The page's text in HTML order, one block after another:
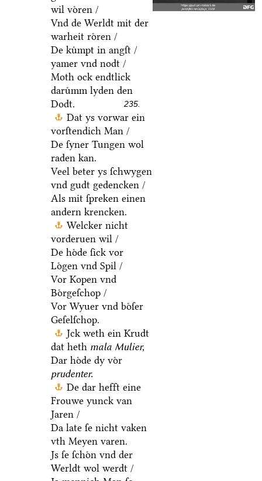
wil voͤren /
Vnd de Werldt mit der
warheit roͤren /
De kuͤmpt in angſt /
yamer vnd nodt /
Moth ock endtlick
daruͤmm lyden den
Dodt.
235.
Dat ys vorwar ein
vorſtendich Man /
De ſyner Tungen wol
raden kan.
Veel beter ys ſchwygen
vnd gudt gedencken /
Als mit ſpreken einen
andern krencken.
Welcker nicht
vorderuen wil /
De hoͤde ſick vor
Loͤgen vnd Spil /
Vor Kopen vnd
Boͤrgeſchop /
Vor Wyuer vnd boͤſer
Geſelſchop.
Jck weth ein Krudt
dat heth mala Mulier,
Dar hoͤde dy voͤr
prudenter.
De dar hefft eine
Frouwe yunck van
Jaren /
Da late ſe nicht vaken
vth Meyen varen.
Js ſe ſchoͤn vnd der
Werldt wol werdt /